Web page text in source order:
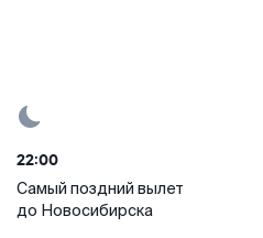
22:00
Самый поздний вылет
до Новосибирска